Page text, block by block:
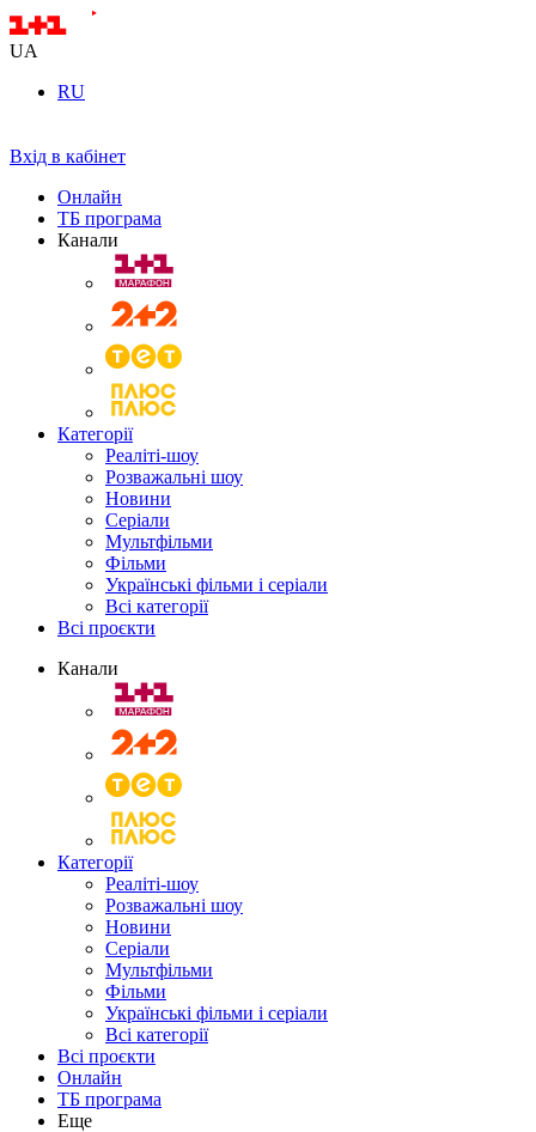
UA
RU
Вхід в кабінет
Онлайн
ТБ програма
Канали
Категорії
Реаліті-шоу
Розважальні шоу
Новини
Серіали
Мультфільми
Фільми
Українські фільми і серіали
Всі категорії
Всі проєкти
Канали
Категорії
Реаліті-шоу
Розважальні шоу
Новини
Серіали
Мультфільми
Фільми
Українські фільми і серіали
Всі категорії
Всі проєкти
Онлайн
ТБ програма
Еще